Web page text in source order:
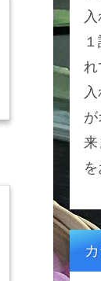
来